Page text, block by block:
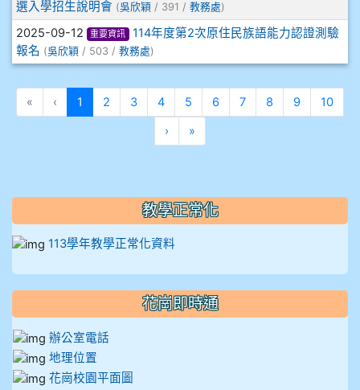
911張 婷
912彭子宸
914王苡澄
選入學招生說明會 (吳欣穎 / 391 / 教務處)
2025-09-12 重要資訊
114年度第2次原住民族語能力認證測驗
報名 (吳欣穎 / 503 / 教務處)
« ‹ 1 (目前頁次)
2 3 4 5 6 7 8 9
10
›下一頁
»最後頁
教學正常化
113學年教學正常化資料
花崗即時通
辦公室電話
地理位置
花崗校園平面圖